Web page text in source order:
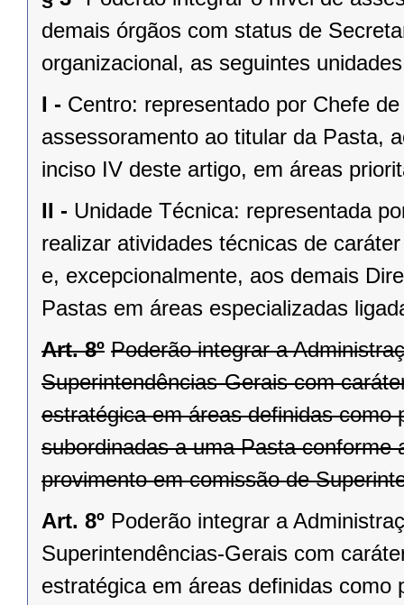
demais órgãos com status de
organizacional, as seguintes
I - Centro: representado por Chefe
assessoramento ao titular da Pasta,
inciso IV deste artigo, em áreas
II - Unidade Técnica: representada
realizar atividades técnicas de
e, excepcionalmente, aos demais
Pastas em áreas especializadas
Art. 8º Poderão integrar a
Superintendências-Gerais com
estratégica em áreas definidas
subordinadas a uma Pasta
provimento em comissão de
Art. 8º Poderão integrar a
Superintendências-Gerais com
estratégica em áreas definidas